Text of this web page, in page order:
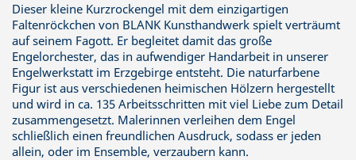
Dieser kleine Kurzrockengel mit dem einzigartigen
Faltenröckchen von BLANK Kunsthandwerk spielt verträumt
auf seinem Fagott. Er begleitet damit das große
Engelorchester, das in aufwendiger Handarbeit in unserer
Engelwerkstatt im Erzgebirge entsteht. Die naturfarbene
Figur ist aus verschiedenen heimischen Hölzern hergestellt
und wird in ca. 135 Arbeitsschritten mit viel Liebe zum Detail
zusammengesetzt. Malerinnen verleihen dem Engel
schließlich einen freundlichen Ausdruck, sodass er jeden
allein, oder im Ensemble, verzaubern kann.